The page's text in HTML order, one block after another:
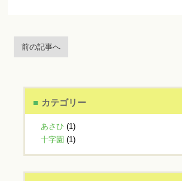
前の記事へ
カテゴリー
あさひ (1)
十字園 (1)